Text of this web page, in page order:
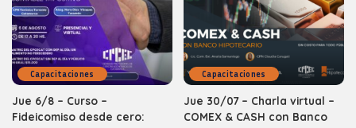
Capacitaciones
Jue 6/8 – Curso –
Fideicomiso desde cero:
Capacitaciones
Jue 30/07 – Charla virtual –
COMEX & CASH con Banco